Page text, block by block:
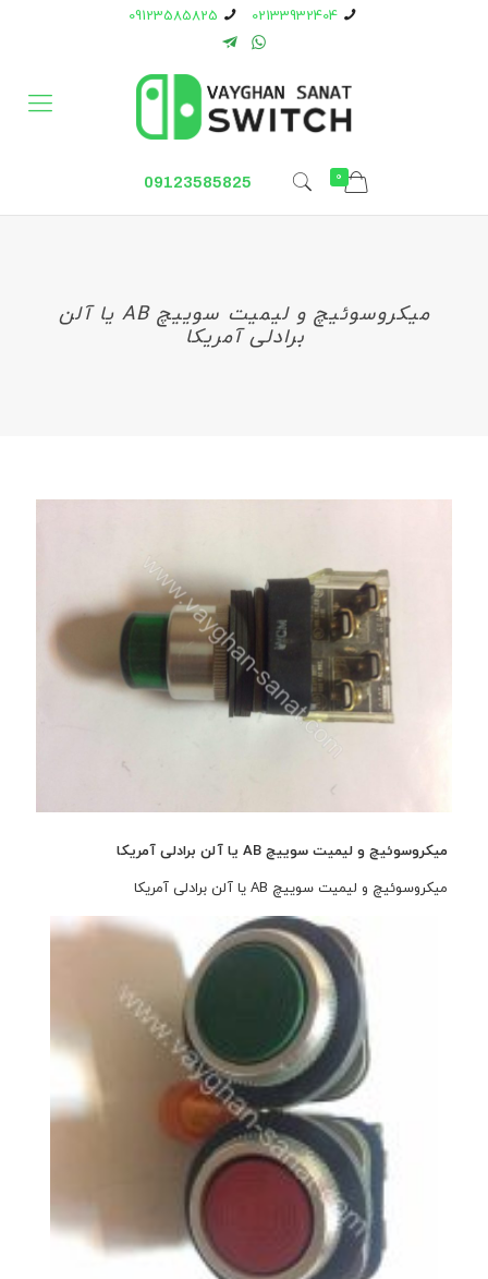
02133932404
09123585825
0
09123585825
میکروسوئیچ و لیمیت سوییچ AB یا آلن
برادلی آمریکا
میکروسوئیچ و لیمیت سوییچ AB یا آلن برادلی آمریکا
میکروسوئیچ و لیمیت سوییچ AB یا آلن برادلی آمریکا